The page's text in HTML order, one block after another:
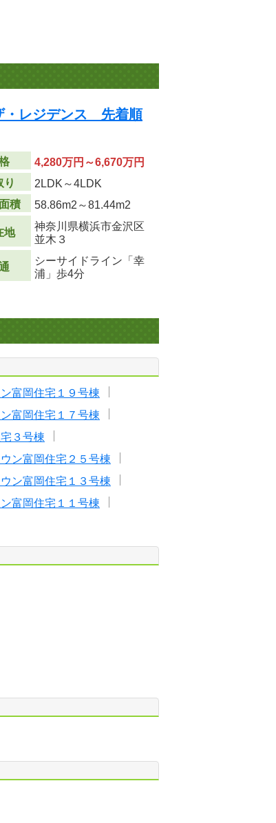
・レジデンス 先着順
4,280万円～6,670万円
り
2LDK～4LDK
積
58.86m2 ～81.44m2
地
神奈川県横浜市金沢区
並木３
シーサイドライン「幸
浦」歩4分
富岡住宅１９号棟
富岡住宅１７号棟
３号棟
ン富岡住宅２５号棟
ン富岡住宅１３号棟
富岡住宅１１号棟